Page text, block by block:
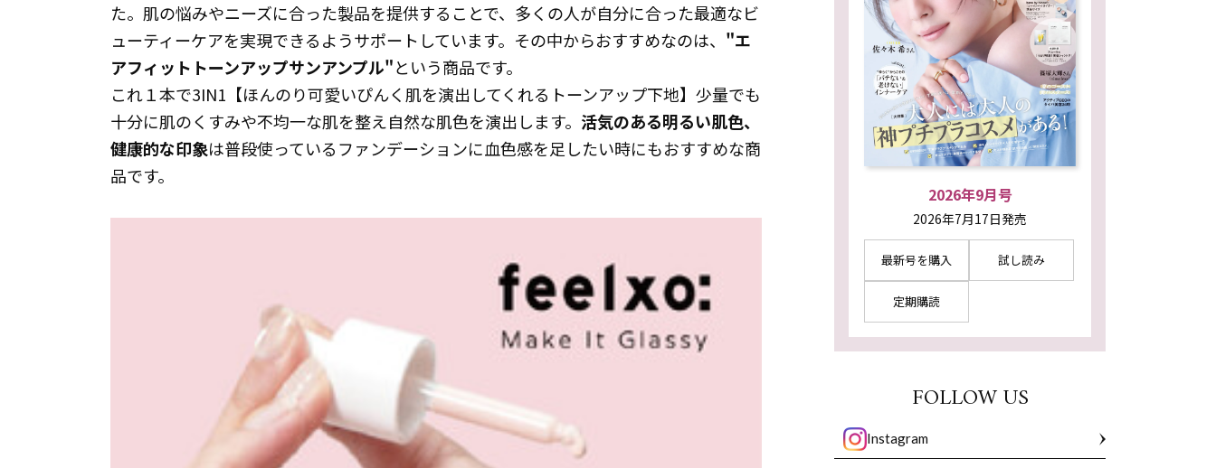
た。肌の悩みやニーズに合った製品を提供することで、多くの人が自分に合った最適なビ
ューティーケアを実現できるようサポートしています。その中からおすすめなのは、 "エ
アフィットトーンアップサンアンプル"という商品です。
これ１本で3IN1【ほんのり可愛いぴんく肌を演出してくれるトーンアップ下地】少量でも
十分に肌のくすみや不均一な肌を整え自然な肌色を演出します。 活気のある明るい肌色、
健康的な印象は普段使っているファンデーションに血色感を足したい時にもおすすめな商
品です。
2026年9月号
2026年7月17日発売
最新号を購入 試し読み
定期購読
FOLLOW US
Instagram